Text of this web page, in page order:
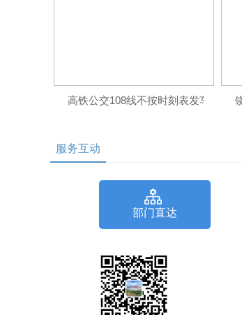
高铁公交108线不按时刻表发车
服务互动
部门直达